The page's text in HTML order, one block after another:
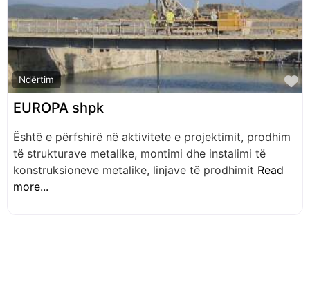
Ndërtim
EUROPA shpk
Është e përfshirë në aktivitete e projektimit, prodhim
të strukturave metalike, montimi dhe instalimi të
konstruksioneve metalike, linjave të prodhimit